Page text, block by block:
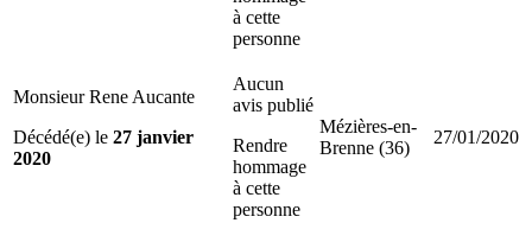
à cette
personne
Monsieur Rene Aucante
Décédé(e) le 27 janvier
2020
Aucun
avis publié
Rendre
hommage
à cette
personne
Mézières-en-
Brenne (36)
27/01/2020